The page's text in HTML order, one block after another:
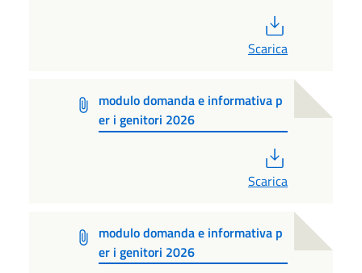
Scarica
modulo domanda e informativa p
er i genitori 2026
Scarica
modulo domanda e informativa p
er i genitori 2026